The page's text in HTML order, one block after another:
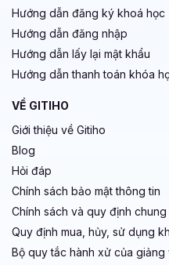
Hướng dẫn đăng ký khoá học
Hướng dẫn đăng nhập
Hướng dẫn lấy lại mật khẩu
Hướng dẫn thanh toán khóa
VỀ GITIHO
Giới thiệu về Gitiho
Blog
Hỏi đáp
Chính sách bảo mật thông tin
Chính sách và quy định chung
Quy định mua, hủy, sử dụng
Bộ quy tắc hành xử của